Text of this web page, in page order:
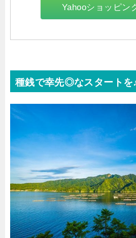
Yahooショッピン
種銭で幸先◎なスタートを